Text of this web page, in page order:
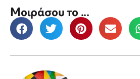
Μοιράσου το ...